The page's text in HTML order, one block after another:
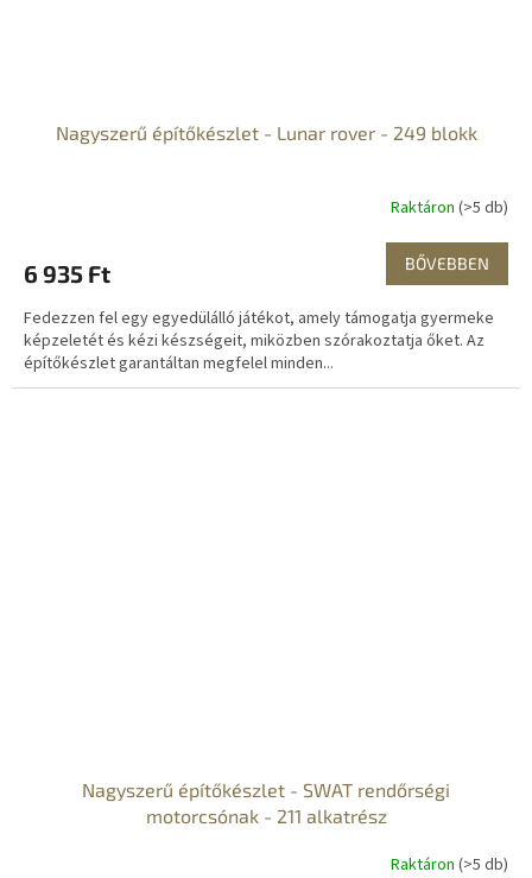
Nagyszerű építőkészlet - Lunar rover - 249 blokk
Raktáron (>5 db)
6 935 Ft BŐVEBBEN
Fedezzen fel egy egyedülálló játékot, amely támogatja gyermeke
képzeletét és kézi készségeit, miközben szórakoztatja őket. Az
építőkészlet garantáltan megfelel minden...
Nagyszerű építőkészlet - SWAT rendőrségi
motorcsónak - 211 alkatrész
Raktáron (>5 db)